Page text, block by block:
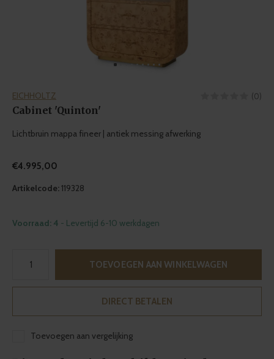
EICHHOLTZ (0)
Cabinet 'Quinton'
Lichtbruin mappa fineer | antiek messing afwerking
€4.995,00
Artikelcode:119328
Voorraad: 4 - Levertijd 6-10 werkdagen
TOEVOEGEN AAN WINKELWAGEN
DIRECT BETALEN
Toevoegen aan vergelijking